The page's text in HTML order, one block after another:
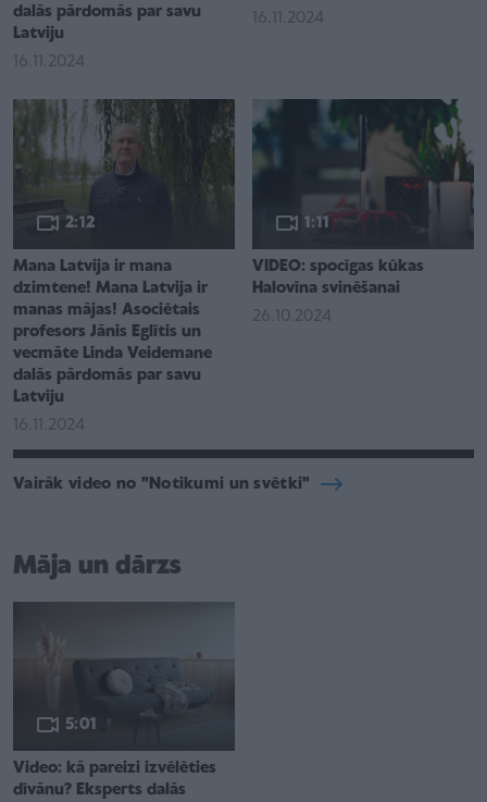
dalās pārdomās par savu
Latviju
16.11.2024
16.11.2024
2:12
Mana Latvija ir mana
dzimtene! Mana Latvija ir
manas mājas! Asociētais
profesors Jānis Eglītis un
vecmāte Linda Veidemane
dalās pārdomās par savu
Latviju
16.11.2024
1:11
VIDEO: spocīgas kūkas
Halovīna svinēšanai
26.10.2024
Vairāk video no "Notikumi un svētki"
Māja un dārzs
5:01
Video: kā pareizi izvēlēties
dīvānu? Eksperts dalās